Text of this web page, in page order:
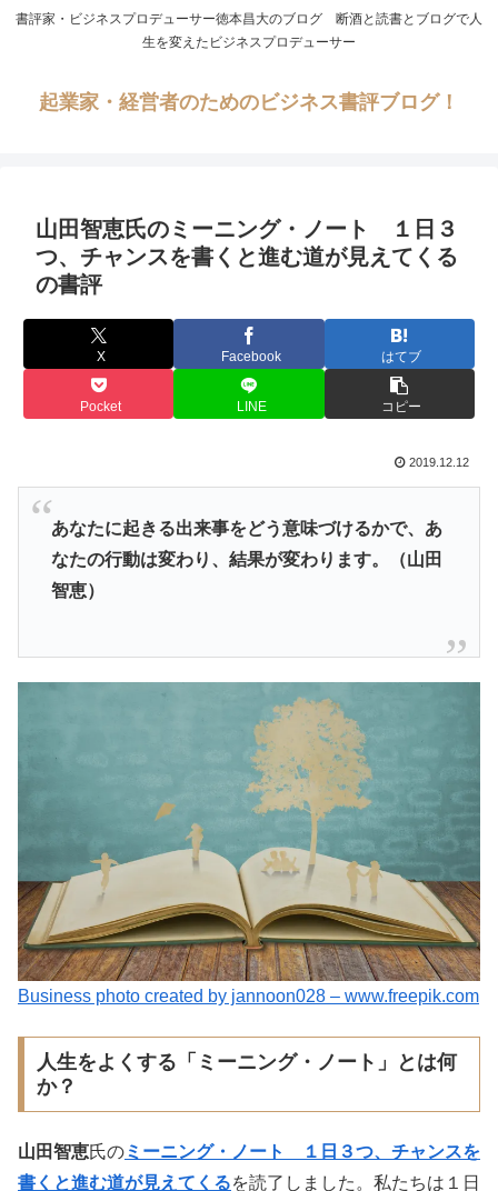
書評家・ビジネスプロデューサー徳本昌大のブログ 断酒と読書とブログで人
生を変えたビジネスプロデューサー
起業家・経営者のためのビジネス書評ブログ！
山田智恵氏のミーニング・ノート １日３
つ、チャンスを書くと進む道が見えてくる
の書評
X Facebook はてブ
Pocket LINE コピー
2019.12.12
あなたに起きる出来事をどう意味づけるかで、あ
なたの行動は変わり、結果が変わります。（山田
智恵）
Business photo created by jannoon028 – www.freepik.com
人生をよくする「ミーニング・ノート」とは何
か？
山田智恵氏のミーニング・ノート １日３つ、チャンスを
書くと進む道が見えてくるを読了しました。私たちは１日